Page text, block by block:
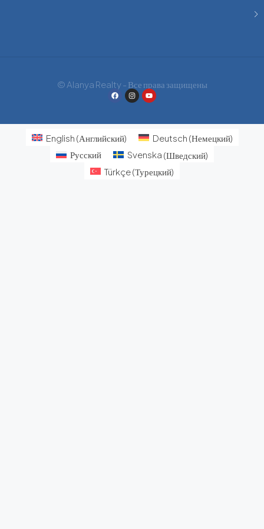
© Alanya Realty - Все права защищены
English (Английский) Deutsch (Немецкий)
Русский
Svenska (Шведский)
Türkçe(Турецкий)